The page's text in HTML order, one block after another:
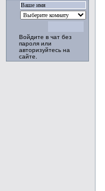
Войдите в чат без
пароля или
авторизуйтесь на
сайте.